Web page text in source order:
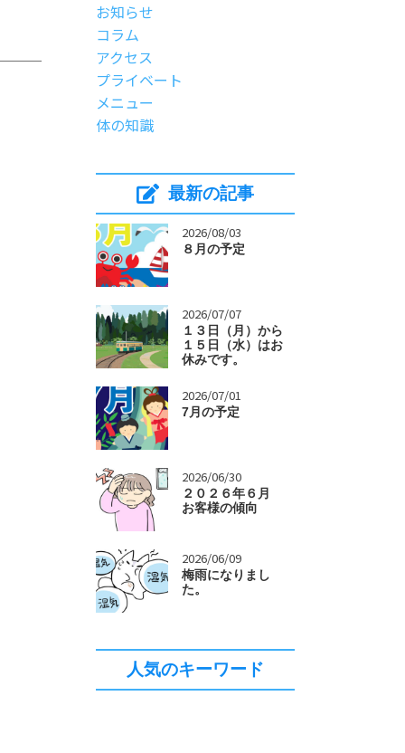
お知らせ
コラム
アクセス
プライベート
メニュー
体の知識
最新の記事
> 2026/08/03
８月の予定
> 2026/07/07
１３日（月）から
１５日（水）はお
休みです。
> 2026/07/01
7月の予定
> 2026/06/30
２０２６年６月
お客様の傾向
> 2026/06/09
梅雨になりまし
た。
人気のキーワード